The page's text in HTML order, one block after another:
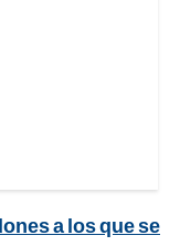
a los que se